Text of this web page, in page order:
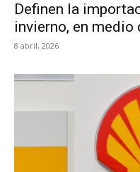
Definen la
invierno, en medio
8 abril, 2026